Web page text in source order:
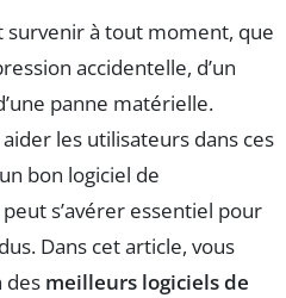
survenir à tout moment, que
accidentelle, d’un
panne matérielle.
les utilisateurs dans ces
bon logiciel de
s’avérer essentiel pour
Dans cet article, vous
des meilleurs logiciels de